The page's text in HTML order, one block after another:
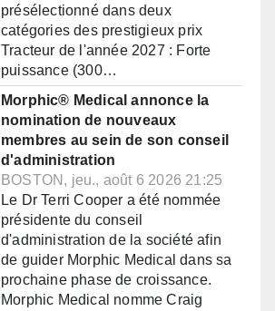
présélectionné dans deux
catégories des prestigieux prix
Tracteur de l'année 2027 : Forte
puissance (300…
Morphic® Medical annonce la
nomination de nouveaux
membres au sein de son conseil
d'administration
BOSTON, jeu., août 6 2026 21:25
Le Dr Terri Cooper a été nommée
présidente du conseil
d'administration de la société afin
de guider Morphic Medical dans sa
prochaine phase de croissance.
Morphic Medical nomme Craig